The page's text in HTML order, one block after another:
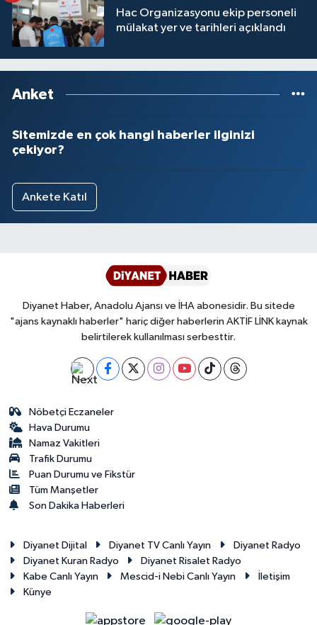
Hac Organizasyonu ekip personeli
mülakat yer ve tarihleri açıklandı
Anket
Sitemizde en çok hangi haberler ilginizi
çekiyor?
Ankete Katıl
Diyanet Haber, Anadolu Ajansı ve İHA abonesidir. Bu sitede
"ajans kaynaklı haberler" hariç diğer haberlerin AKTİF LİNK kaynak
belirtilerek kullanılması serbesttir.
Nöbetçi Eczaneler
Hava Durumu
Namaz Vakitleri
Trafik Durumu
Puan Durumu ve Fikstür
Tüm Manşetler
Son Dakika Haberleri
Diyanet Dijital Diyanet TV Canlı Yayın
Diyanet Radyo
Diyanet Kuran Radyo
Diyanet Risalet Radyo
Kabe Canlı Yayın
Mescid-i Nebi Canlı Yayın
İletişim
Künye